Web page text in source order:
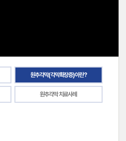
원추각막(각막확장증)이란?
원추각막 치료사례